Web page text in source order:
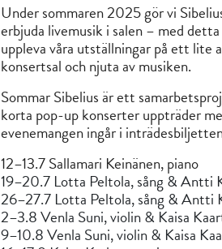
Under sommaren 2025 gör vi
erbjuda livemusik i salen – med
uppleva våra utställningar på ett
konsertsal och njuta av musiken.
Sommar Sibelius är ett
korta pop-up konserter uppträder
evenemangen ingår i
12–13.7 Sallamari Keinänen, piano
19–20.7 Lotta Peltola, sång & Antti
26–27.7 Lotta Peltola, sång & Antti
2–3.8 Venla Suni, violin & Kaisa
9–10.8 Venla Suni, violin & Kaisa